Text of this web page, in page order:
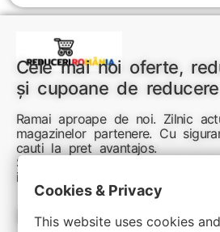
Cele mai noi oferte,
și cupoane de reducere
Ramai aproape de noi. Zilnic
magazinelor partenere. Cu
cauti la pret avantajos.
Sunteti aici pentru reduceri
inspirate
Link-uri utile:
Cookies & Privacy
This website uses cookies